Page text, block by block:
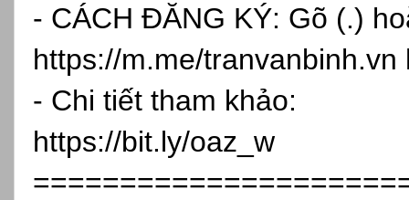
- CÁCH ĐĂNG KÝ: Gõ (.)
https://m.me/tranvanbinh.vn
- Chi tiết tham khảo:
https://bit.ly/oaz_w